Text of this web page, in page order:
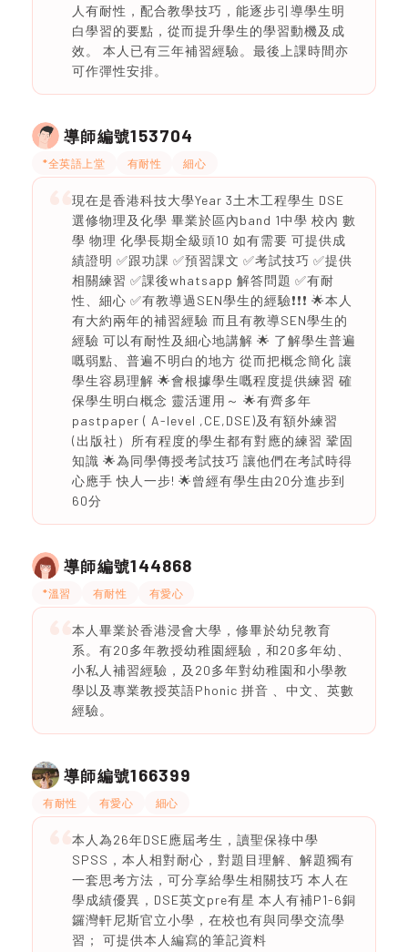
人有耐性，配合教學技巧，能逐步引導學生明
白學習的要點，從而提升學生的學習動機及成
效。 本人已有三年補習經驗。最後上課時間亦
可作彈性安排。
導師編號153704
*全英語上堂 有耐性 細心
現在是香港科技大學Year 3土木工程學生 DSE
選修物理及化學 畢業於區內band 1中學 校內 數
學 物理 化學長期全級頭10 如有需要 可提供成
績證明 ✅跟功課 ✅預習課文 ✅考試技巧 ✅提供
相關練習 ✅課後whatsapp 解答問題 ✅有耐
性、細心 ✅有教導過SEN學生的經驗❗️❗️❗️ 🌟本人
有大約兩年的補習經驗 而且有教導SEN學生的
經驗 可以有耐性及細心地講解 🌟 了解學生普遍
嘅弱點、普遍不明白的地方 從而把概念簡化 讓
學生容易理解 🌟會根據學生嘅程度提供練習 確
保學生明白概念 靈活運用～ 🌟有齊多年
pastpaper ( A-level ,CE,DSE)及有額外練習
(出版社）所有程度的學生都有對應的練習 鞏固
知識 🌟為同學傳授考試技巧 讓他們在考試時得
心應手 快人一步! 🌟曾經有學生由20分進步到
60分
導師編號144868
*溫習 有耐性 有愛心
本人畢業於香港浸會大學，修畢於幼兒教育
系。有20多年教授幼稚園經驗，和20多年幼、
小私人補習經驗，及20多年對幼稚園和小學教
學以及專業教授英語Phonic 拼音 、中文、英數
經驗。
導師編號166399
有耐性 有愛心 細心
本人為26年DSE應屆考生，讀聖保祿中學
SPSS，本人相對耐心，對題目理解、解題獨有
一套思考方法，可分享給學生相關技巧 本人在
學成績優異，DSE英文pre有星 本人有補P1-6銅
鑼灣軒尼斯官立小學，在校也有與同學交流學
習； 可提供本人編寫的筆記資料